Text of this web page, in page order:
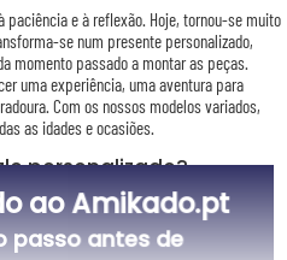
paciência e à reflexão. Hoje, tornou-se muito
se num presente personalizado,
momento passado a montar as peças.
uma experiência, uma aventura para
Com os nossos modelos variados,
as idades e ocasiões.
personalizado?
Cada puzzle pode ser impresso
mesmo avatares, para um resultado
para tornar este presente ainda mais
ao Amikado.pt
passo antes de